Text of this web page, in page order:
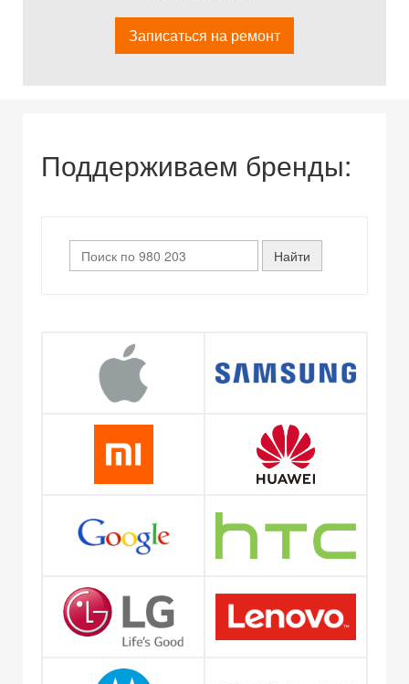
Записаться на ремонт
Поддерживаем бренды: